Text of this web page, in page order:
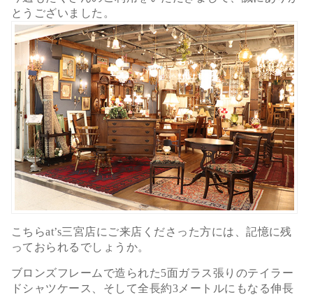
とうございました。
こちらat’s三宮店にご来店くださった方には、記憶に残
っておられるでしょうか。
ブロンズフレームで造られた5面ガラス張りのテイラー
ドシャツケース、そして全長約3メートルにもなる伸長